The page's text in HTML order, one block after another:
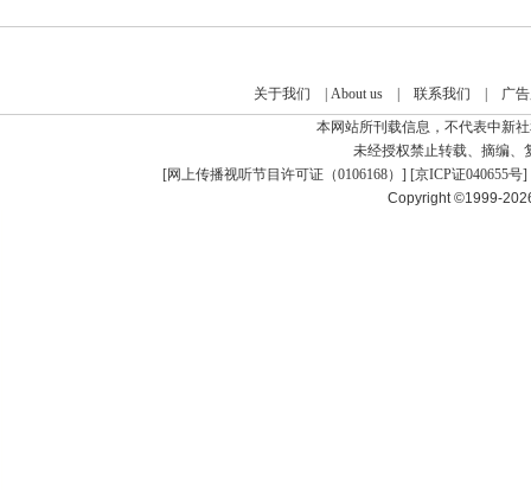
关于我们 | About us| 联系我们 |
广
本网站所刊载信息，不代表中新
未经授权禁止转载、摘编、
[网上传播视听节目许可证（0106168） ] [京ICP证040655号]
Copyright ©1999-